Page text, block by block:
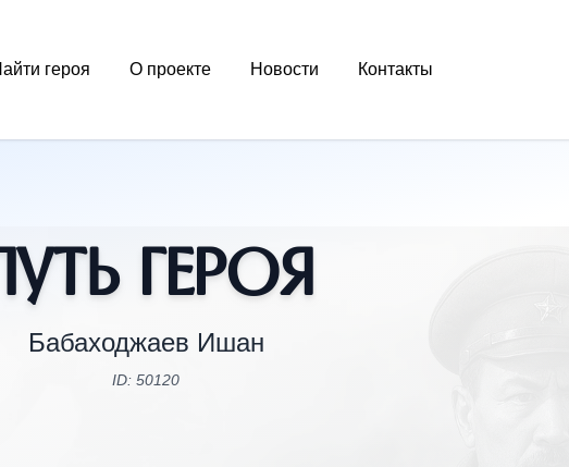
героя О проекте Новости Контакты
Героя
Бабаходжаев Ишан
ID: 50120